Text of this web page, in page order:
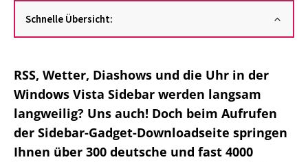
Schnelle Übersicht:
RSS, Wetter, Diashows und die Uhr in der
Windows Vista Sidebar werden langsam
langweilig? Uns auch! Doch beim Aufrufen
der Sidebar-Gadget-Downloadseite springen
Ihnen über 300 deutsche und fast 4000